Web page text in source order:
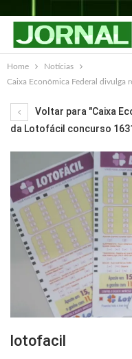
Home
Notícias
Caixa Econômica Federal divulga
Voltar para "Caixa
da Lotofácil concurso
lotofacil